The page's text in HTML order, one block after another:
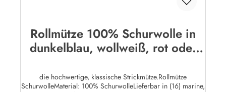
Rollmütze 100% Schurwolle in
dunkelblau, wollweiß, rot oder
Mengenrabatt
die hochwertige, klassische Strickmütze.Rollmütze
SchurwolleMaterial: 100% SchurwolleLieferbar in (16) marine,